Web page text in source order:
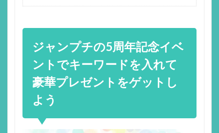
ジャンプチの5周年記念イベ
ントでキーワードを入れて
豪華プレゼントをゲットし
よう